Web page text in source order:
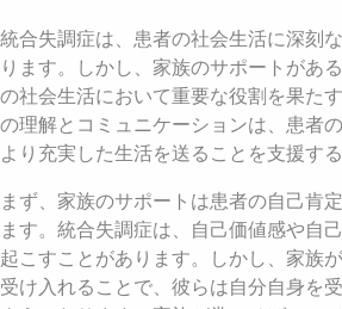
統合失調症は、患者の社会生活に深刻
ります。しかし、家族のサポートがあ
の社会生活において重要な役割を果た
の理解とコミュニケーションは、患者
より充実した生活を送ることを支援す
まず、家族のサポートは患者の自己肯
ます。統合失調症は、自己価値感や自
起こすことがあります。しかし、家族
受け入れることで、彼らは自分自身を